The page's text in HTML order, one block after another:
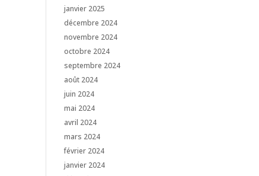
janvier 2025
décembre 2024
novembre 2024
octobre 2024
septembre 2024
août 2024
juin 2024
mai 2024
avril 2024
mars 2024
février 2024
janvier 2024